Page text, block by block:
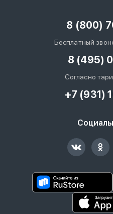
8 (800)
Бесплатный
8 (495)
Согласно
+7 (931)